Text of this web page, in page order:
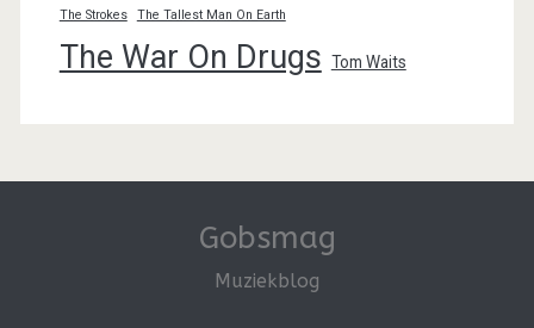
The Strokes The Tallest Man On Earth
The War On Drugs Tom Waits
Gobsmag
Muziekblog